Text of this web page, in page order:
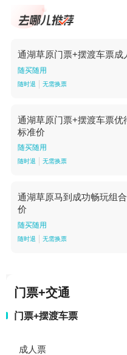
通湖草原门票+摆渡车票成
随买随用
随时退 无需换票
通湖草原门票+摆渡车票优
标准价
随买随用
随时退 无需换票
通湖草原马到成功畅玩组
价
随买随用
随时退 无需换票
门票+交通
门票+摆渡车票
成人票